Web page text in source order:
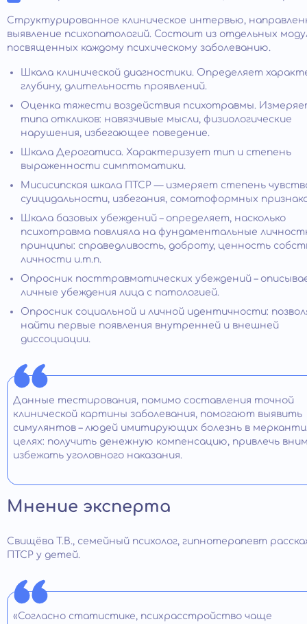
Структурированное клиническое интервью,
выявление психопатологий. Состоит из отдельных
посвященных каждому психическому заболеванию.
Шкала клинической диагностики. Определяет
глубину, длительность проявлений.
Оценка тяжести воздействия психотравмы.
типа откликов: навязчивые мысли, физиологические
нарушения, избегающее поведение.
Шкала Дерогатиса. Характеризует тип и степень
выраженности симптоматики.
Мисисипская шкала ПТСР — измеряет степень
суицидальности, избегания, соматоформных
Шкала базовых убеждений – определяет, насколько
психотравма повлияла на фундаментальные
принципы: справедливость, доброту, ценность
личности и.т.п.
Опросник посттравматических убеждений –
личные убеждения лица с патологией.
Опросник социальной и личной идентичности:
найти первые появления внутренней и внешней
диссоциации.
Данные тестирования, помимо составления точной
клинической картины заболевания, помогают выявить
симулянтов – людей имитирующих болезнь в
целях: получить денежную компенсацию, привлечь
избежать уголовного наказания.
Мнение эксперта
Свищёва Т.В., семейный психолог, гипнотерапевт
ПТСР у детей.
«Согласно статистике, психрасстройство чаще